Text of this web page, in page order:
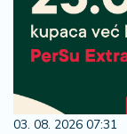
03. 08. 2026 07:31